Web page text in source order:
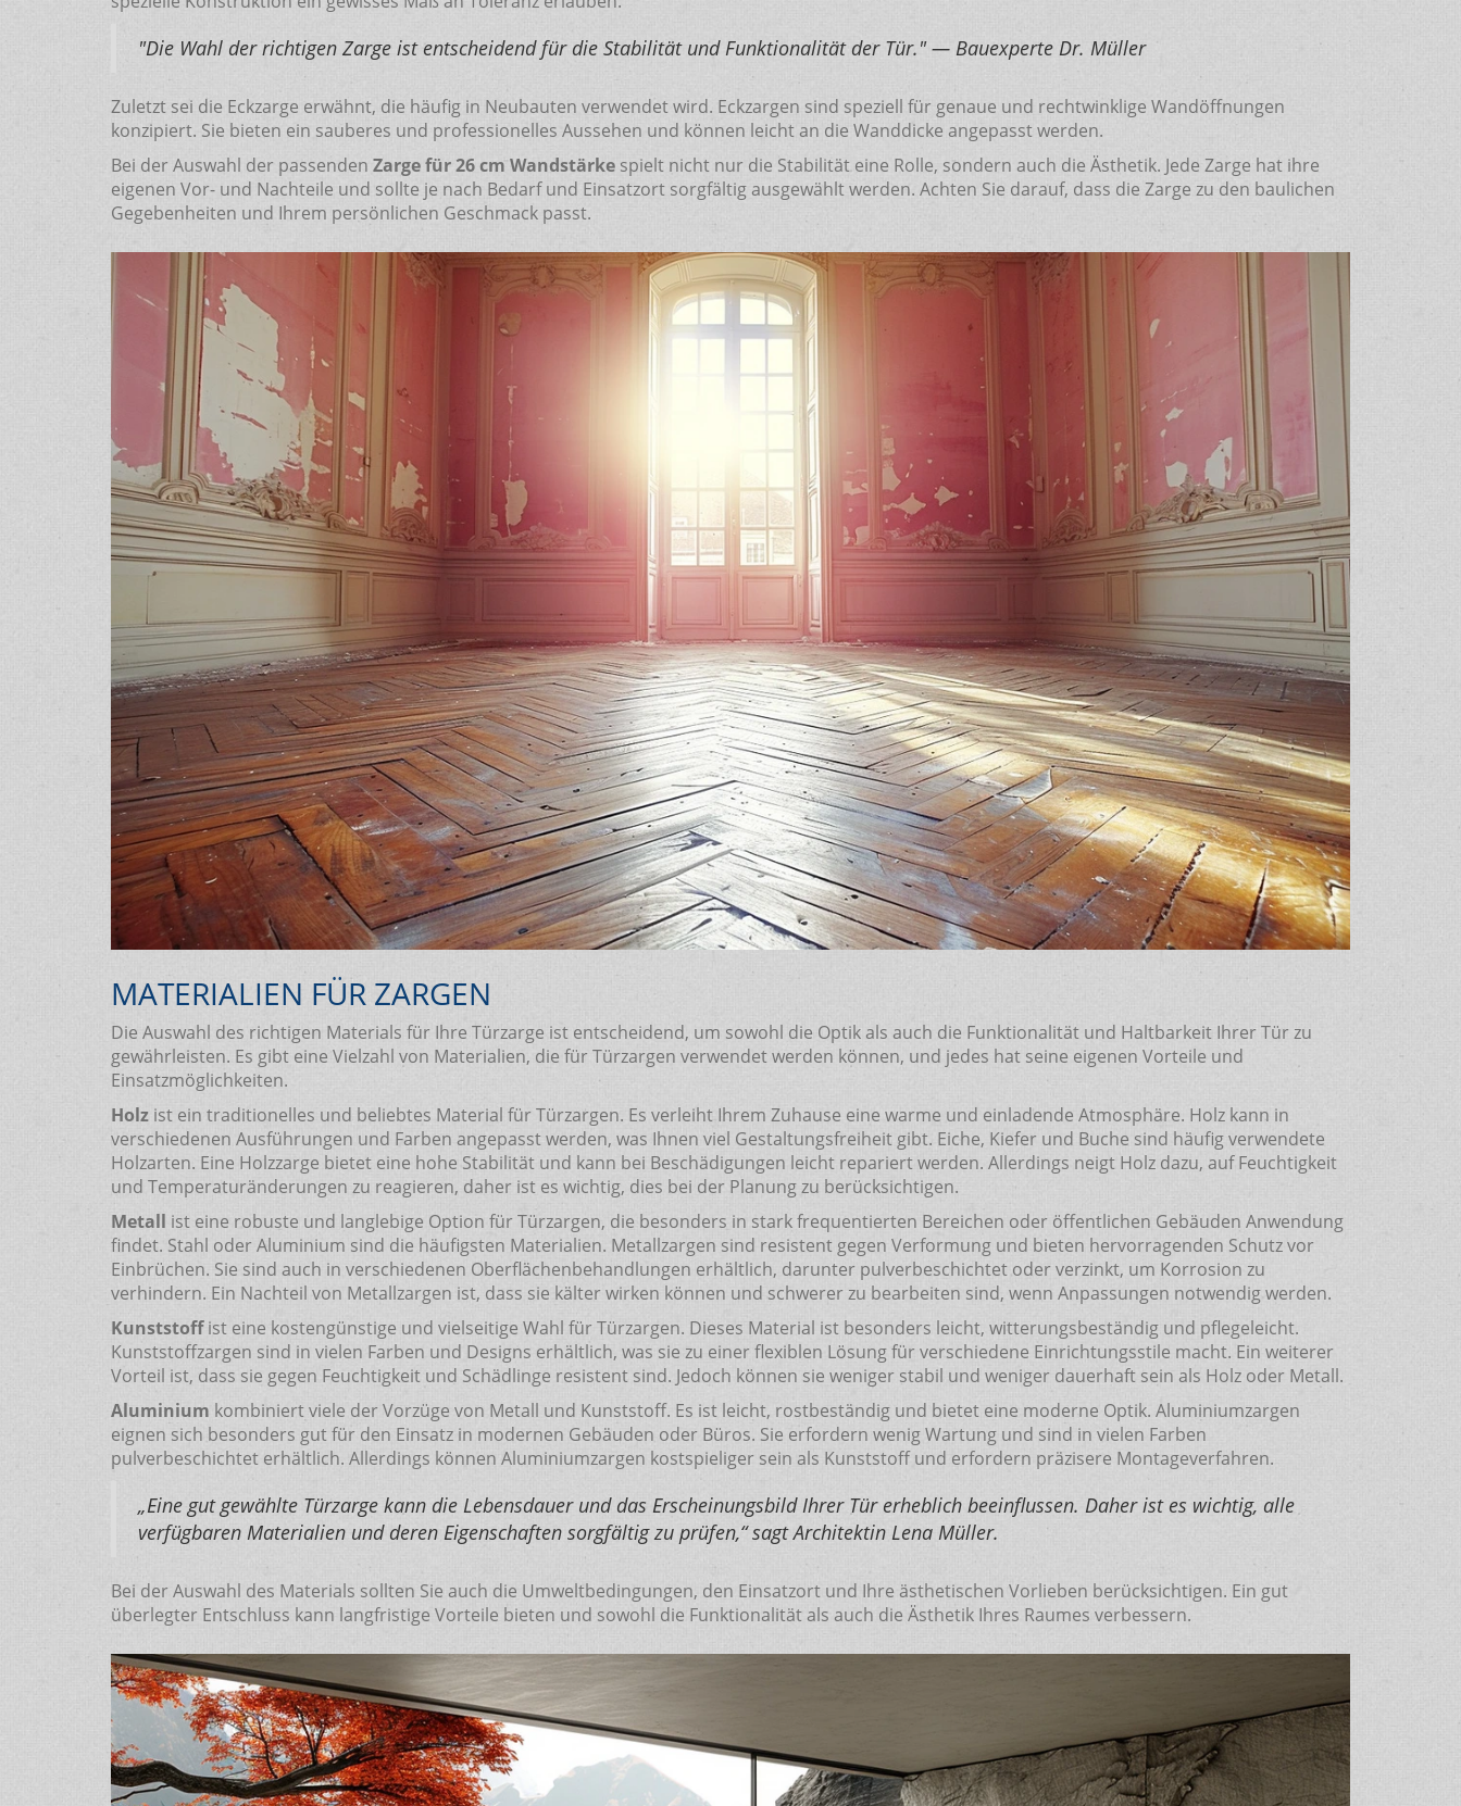
"Die Wahl der richtigen Zarge ist entscheidend für die Stabilität und Funktionalität der Tür." — Bauexperte Dr. Müller
Zuletzt sei die Eckzarge erwähnt, die häufig in Neubauten verwendet wird. Eckzargen sind speziell für genaue und rechtwinklige Wandöffnungen
konzipiert. Sie bieten ein sauberes und professionelles Aussehen und können leicht an die Wanddicke angepasst werden.
Bei der Auswahl der passenden Zarge für 26 cm Wandstärke spielt nicht nur die Stabilität eine Rolle, sondern auch die Ästhetik. Jede Zarge hat ihre
eigenen Vor- und Nachteile und sollte je nach Bedarf und Einsatzort sorgfältig ausgewählt werden. Achten Sie darauf, dass die Zarge zu den baulichen
Gegebenheiten und Ihrem persönlichen Geschmack passt.
MATERIALIEN FÜR ZARGEN
Die Auswahl des richtigen Materials für Ihre Türzarge ist entscheidend, um sowohl die Optik als auch die Funktionalität und Haltbarkeit Ihrer Tür zu
gewährleisten. Es gibt eine Vielzahl von Materialien, die für Türzargen verwendet werden können, und jedes hat seine eigenen Vorteile und
Einsatzmöglichkeiten.
Holz ist ein traditionelles und beliebtes Material für Türzargen. Es verleiht Ihrem Zuhause eine warme und einladende Atmosphäre. Holz kann in
verschiedenen Ausführungen und Farben angepasst werden, was Ihnen viel Gestaltungsfreiheit gibt. Eiche, Kiefer und Buche sind häufig verwendete
Holzarten. Eine Holzzarge bietet eine hohe Stabilität und kann bei Beschädigungen leicht repariert werden. Allerdings neigt Holz dazu, auf Feuchtigkeit
und Temperaturänderungen zu reagieren, daher ist es wichtig, dies bei der Planung zu berücksichtigen.
Metall ist eine robuste und langlebige Option für Türzargen, die besonders in stark frequentierten Bereichen oder öffentlichen Gebäuden Anwendung
findet. Stahl oder Aluminium sind die häufigsten Materialien. Metallzargen sind resistent gegen Verformung und bieten hervorragenden Schutz vor
Einbrüchen. Sie sind auch in verschiedenen Oberflächenbehandlungen erhältlich, darunter pulverbeschichtet oder verzinkt, um Korrosion zu
verhindern. Ein Nachteil von Metallzargen ist, dass sie kälter wirken können und schwerer zu bearbeiten sind, wenn Anpassungen notwendig werden.
Kunststoffist eine kostengünstige und vielseitige Wahl für Türzargen. Dieses Material ist besonders leicht, witterungsbeständig und pflegeleicht.
Kunststoffzargen sind in vielen Farben und Designs erhältlich, was sie zu einer flexiblen Lösung für verschiedene Einrichtungsstile macht. Ein weiterer
Vorteil ist, dass sie gegen Feuchtigkeit und Schädlinge resistent sind. Jedoch können sie weniger stabil und weniger dauerhaft sein als Holz oder Metall.
Aluminium kombiniert viele der Vorzüge von Metall und Kunststoff. Es ist leicht, rostbeständig und bietet eine moderne Optik. Aluminiumzargen
eignen sich besonders gut für den Einsatz in modernen Gebäuden oder Büros. Sie erfordern wenig Wartung und sind in vielen Farben
pulverbeschichtet erhältlich. Allerdings können Aluminiumzargen kostspieliger sein als Kunststoff und erfordern präzisere Montageverfahren.
„Eine gut gewählte Türzarge kann die Lebensdauer und das Erscheinungsbild Ihrer Tür erheblich beeinflussen. Daher ist es wichtig, alle
verfügbaren Materialien und deren Eigenschaften sorgfältig zu prüfen,“ sagt Architektin Lena Müller.
Bei der Auswahl des Materials sollten Sie auch die Umweltbedingungen, den Einsatzort und Ihre ästhetischen Vorlieben berücksichtigen. Ein gut
überlegter Entschluss kann langfristige Vorteile bieten und sowohl die Funktionalität als auch die Ästhetik Ihres Raumes verbessern.